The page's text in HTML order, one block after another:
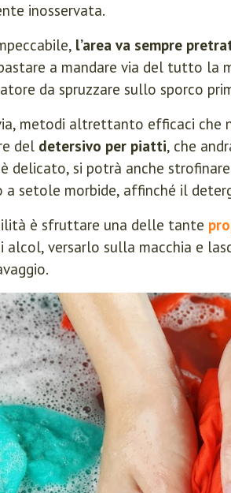
inosservata.
l’area va sempre
a mandare via del tutto la
da spruzzare sullo sporco
metodi altrettanto efficaci che
del detersivo per piatti, che
delicato, si potrà anche
a setole morbide, affinché il
è sfruttare una delle tante
alcol, versarlo sulla macchia e